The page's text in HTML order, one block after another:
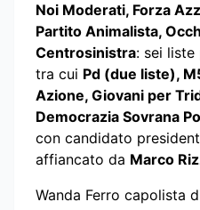
Noi Moderati, Forza
Partito Animalista,
Centrosinistra: sei liste
tra cui Pd (due liste),
Azione, Giovani per
Democrazia Sovrana
con candidato
affiancato da Marco
Wanda Ferro capolista